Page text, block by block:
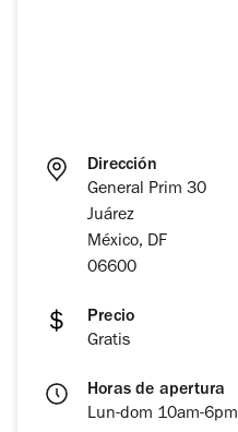
Dirección
General Prim 30
Juárez
México, DF
06600
Precio
Gratis
Horas de apertura
Lun-dom 10am-6pm